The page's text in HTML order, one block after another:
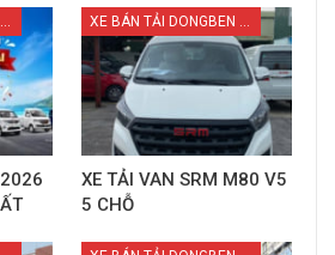
XE BÁN TẢI DONGBEN X30 XE BÁN TẢI DONGBEN X30
XE TẢI VAN SRM M80 V5
5 CHỖ